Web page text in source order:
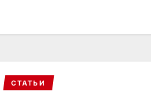
СТАТЬИ